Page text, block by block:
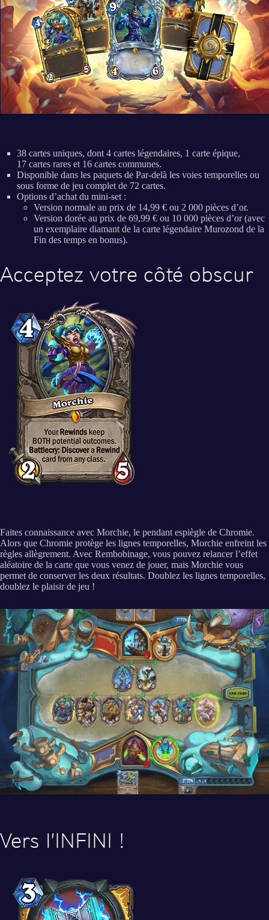
38 cartes uniques, dont 4 cartes légendaires, 1 carte épique,
17 cartes rares et 16 cartes communes.
Disponible dans les paquets de Par-delà les voies temporelles ou
sous forme de jeu complet de 72 cartes.
Options d’achat du mini-set :
Version normale au prix de 14,99 € ou 2 000 pièces d’or.
Version dorée au prix de 69,99 € ou 10 000 pièces d’or (avec
un exemplaire diamant de la carte légendaire Murozond de la
Fin des temps en bonus).
Acceptez votre côté obscur
Faites connaissance avec Morchie, le pendant espiègle de Chromie.
Alors que Chromie protège les lignes temporelles, Morchie enfreint les
règles allègrement. Avec Rembobinage, vous pouvez relancer l’effet
aléatoire de la carte que vous venez de jouer, mais Morchie vous
permet de conserver les deux résultats. Doublez les lignes temporelles,
doublez le plaisir de jeu !
Vers l’INFINI !